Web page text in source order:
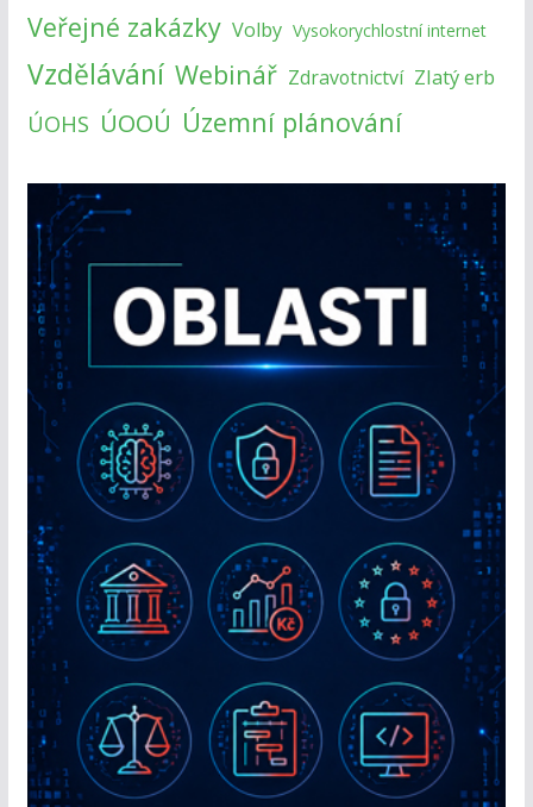
Veřejné zakázky Volby Vysokorychlostní internet
Vzdělávání Webinář Zdravotnictví Zlatý erb
ÚOHS ÚOOÚ Územní plánování